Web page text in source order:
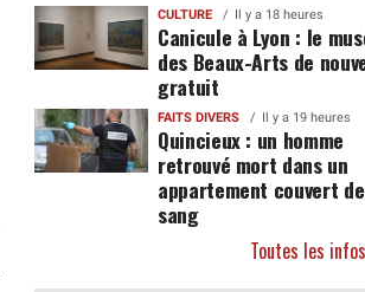
CULTURE Il y a 18 heures
Canicule à Lyon : le
des Beaux-Arts de
gratuit
FAITS DIVERS Il y a 19 heures
Quincieux : un homme
retrouvé mort dans un
appartement couvert de
sang
Toutes les infos